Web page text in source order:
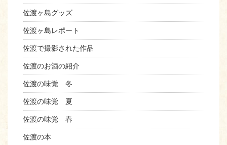
佐渡ヶ島グッズ
佐渡ヶ島レポート
佐渡で撮影された作品
佐渡のお酒の紹介
佐渡の味覚 冬
佐渡の味覚 夏
佐渡の味覚 春
佐渡の本